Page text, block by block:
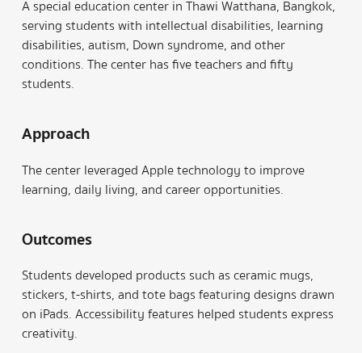
A special education center in Thawi Watthana, Bangkok,
serving students with intellectual disabilities, learning
disabilities, autism, Down syndrome, and other
conditions. The center has five teachers and fifty
students.
Approach
The center leveraged Apple technology to improve
learning, daily living, and career opportunities.
Outcomes
Students developed products such as ceramic mugs,
stickers, t-shirts, and tote bags featuring designs drawn
on iPads. Accessibility features helped students express
creativity.